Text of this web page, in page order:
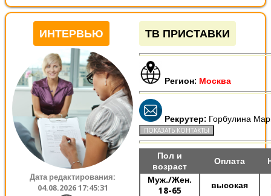
ИНТЕРВЬЮ
Дата редактирования:
04.08.2026 17:45:31
ТВ ПРИСТАВКИ
Регион: Москва
Рекрутер: Горбулина
Пол и
возраст
Оплата
Муж./Жен.
18-65
высокая